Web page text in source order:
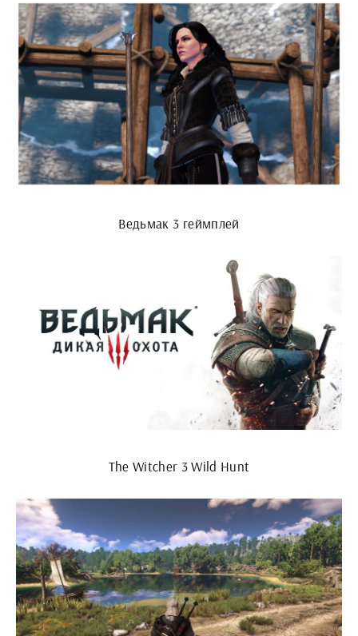
Ведьмак 3 геймплей
The Witcher 3 Wild Hunt